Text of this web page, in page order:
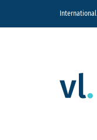
International